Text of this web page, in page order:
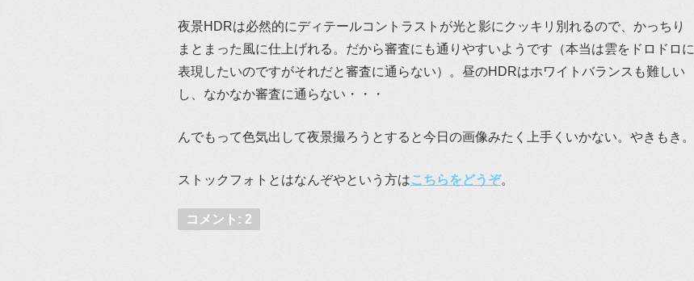
夜景HDRは必然的にディテールコントラストが光と影にクッキリ別れるので、かっちり
まとまった風に仕上げれる。だから審査にも通りやすいようです（本当は雲をドロドロに
表現したいのですがそれだと審査に通らない）。昼のHDRはホワイトバランスも難しい
し、なかなか審査に通らない・・・
んでもって色気出して夜景撮ろうとすると今日の画像みたく上手くいかない。やきもき。
ストックフォトとはなんぞやという方はこちらをどうぞ。
コメント: 2